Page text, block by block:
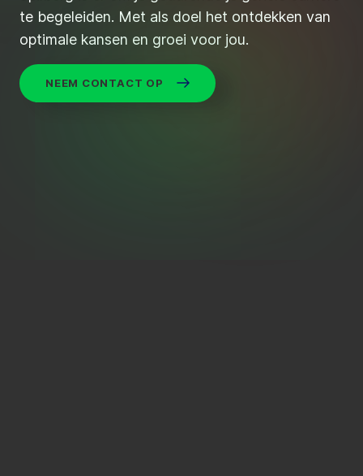
te begeleiden. Met als doel het ontdekken van
optimale kansen en groei voor jou.
NEEM CONTACT OP